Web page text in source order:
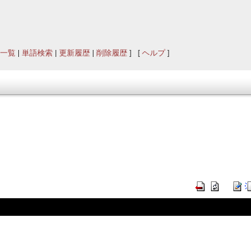
一覧 | 単語検索 | 更新履歴 | 削除履歴 ] [ ヘルプ]